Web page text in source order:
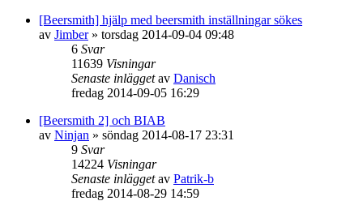
[Beersmith] hjälp med beersmith inställningar sökes
av Jimber» torsdag 2014-09-04 09:48
6 Svar
11639 Visningar
Senaste inläggetav Danisch
fredag 2014-09-05 16:29
[Beersmith 2] och BIAB
av Ninjan » söndag 2014-08-17 23:31
9 Svar
14224 Visningar
Senaste inläggetav Patrik-b
fredag 2014-08-29 14:59